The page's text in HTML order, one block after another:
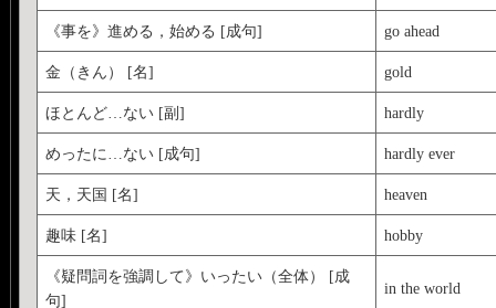
《事を》進める，始める [成句] go ahead
金（きん） [名] gold
ほとんど…ない [副] hardly
めったに…ない [成句] hardly ever
天，天国 [名] heaven
趣味 [名] hobby
《疑問詞を強調して》いったい（全体） [成
句]
in the world